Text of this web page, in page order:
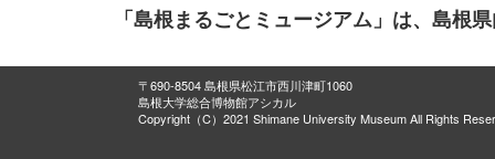
「島根まるごとミュージアム」は、島根
〒690-8504 島根県松江市西川津町1060
島根大学総合博物館アシカル
Copyright（C）2021 Shimane University Museum All Rights